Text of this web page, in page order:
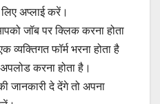
अप्लाई करें।
जॉब पर क्लिक करना होता
फॉर्म भरना होता है
करना होता है।
जानकारी दे देंगे तो अपना